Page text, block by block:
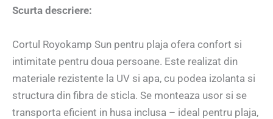
Scurta descriere:
Cortul Royokamp Sun pentru plaja ofera confort si
intimitate pentru doua persoane. Este realizat din
materiale rezistente la UV si apa, cu podea izolanta si
structura din fibra de sticla. Se monteaza usor si se
transporta eficient in husa inclusa – ideal pentru plaja,